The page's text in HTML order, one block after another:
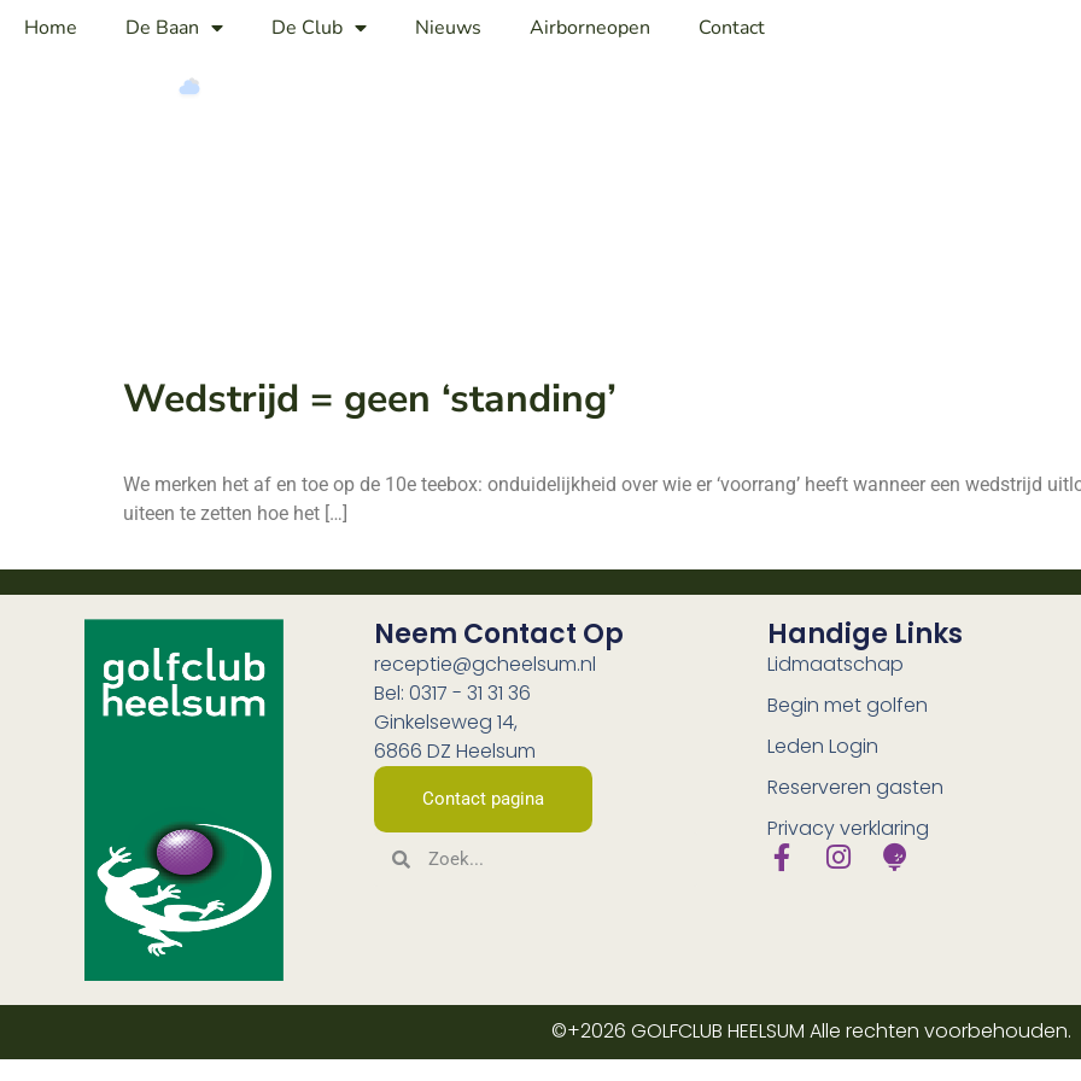
Home De Baan De Club Nieuws Airborneopen Contact
Wedstrijd = geen ‘standing’
We merken het af en toe op de 10e teebox: onduidelijkheid over wie er ‘voorrang’ heeft wanneer een wedstrijd
uiteen te zetten hoe het […]
Neem Contact Op
receptie@gcheelsum.nl
Bel: 0317 - 31 31 36
Ginkelseweg 14,
6866 DZ Heelsum
Contact pagina
Handige Links
Lidmaatschap
Begin met golfen
Leden Login
Reserveren gasten
Privacy verklaring
©+2026 GOLFCLUB HEELSUM Alle rechten voorbehouden.